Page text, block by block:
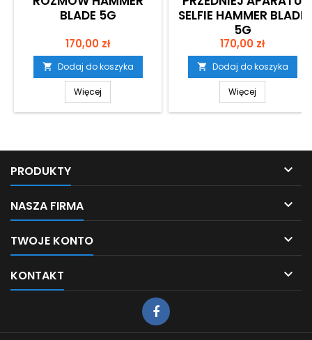
BLADE 5G
Cena
170,00 zł
 Dodaj do koszyka
Więcej
SELFIE HAMMER BLADE
5G
Cena
170,00 zł
 Dodaj do koszyka
Więcej
PRODUKTY 
NASZA FIRMA 
TWOJE KONTO 
KONTAKT 